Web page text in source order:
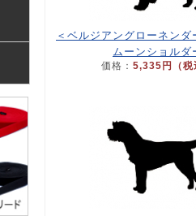
＜ベルジアングローネン
ムーンショルダ
価格： 5,335円（税